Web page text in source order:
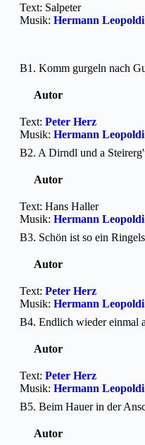
Text: Salpeter
Musik: Hermann Leopoldi
B1. Komm gurgeln nach
Autor
Text: Peter Herz
Musik: Hermann Leopoldi
B2. A Dirndl und a
Autor
Text: Hans Haller
Musik: Hermann Leopoldi
B3. Schön ist so ein
Autor
Text: Peter Herz
Musik: Hermann Leopoldi
B4. Endlich wieder einmal
Autor
Text: Peter Herz
Musik: Hermann Leopoldi
B5. Beim Hauer in der
Autor